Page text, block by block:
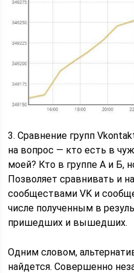
3. Сравнение групп
на вопрос — кто есть в
моей? Кто в группе А и Б,
Позволяет сравнивать и
сообществами VK и
числе полученным в
пришедших и вышедших.
Одним словом,
найдется. Совершенно